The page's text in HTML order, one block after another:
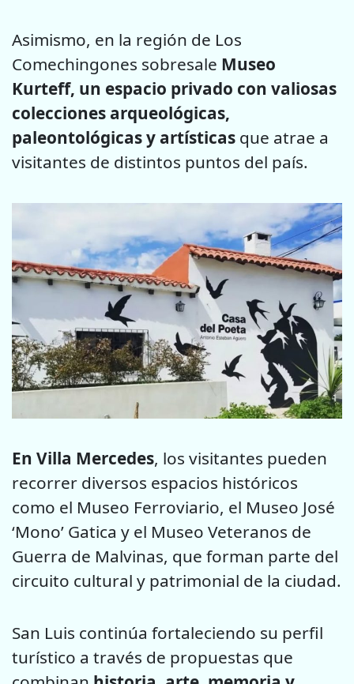
Asimismo, en la región de Los
Comechingones sobresale Museo
Kurteff, un espacio privado con valiosas
colecciones arqueológicas,
paleontológicas y artísticas que atrae a
visitantes de distintos puntos del país.
En Villa Mercedes, los visitantes pueden
recorrer diversos espacios históricos
como el Museo Ferroviario, el Museo José
‘Mono’ Gatica y el Museo Veteranos de
Guerra de Malvinas, que forman parte del
circuito cultural y patrimonial de la ciudad.
San Luis continúa fortaleciendo su perfil
turístico a través de propuestas que